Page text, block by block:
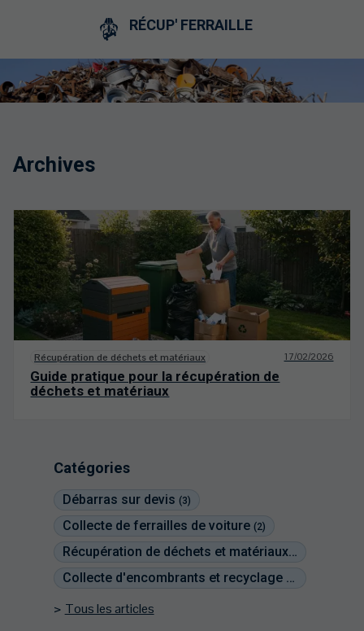
RÉCUP' FERRAILLE
Catégories
Débarras sur devis (3)
Collecte de ferrailles de voiture (2)
Récupération de déchets et matériaux(2)
Collecte d'encombrants et recyclage
(2)
Tous les articles
Archives
Récupération de déchets et matériaux 17/02/2026
Guide pratique pour la récupération de
déchets et matériaux